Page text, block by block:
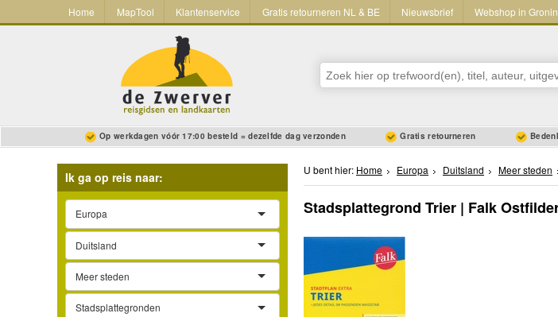
Home MapTool Klantenservice Gratis retourneren NL & BE Nieuwsbrief Webshop in
Op werkdagen vóór 17:00 besteld = dezelfde dag verzonden Gratis retourneren
Ik ga op reis naar:
Europa
Duitsland
Meer steden
Stadsplattegronden
U bent hier: Home Europa Duitsland Meer steden
Stadsplattegrond Trier | Falk